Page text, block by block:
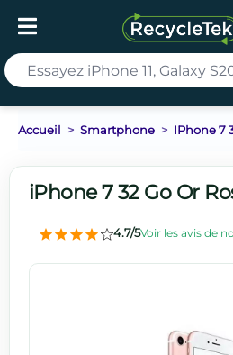
Accueil Smartphone IPhone 7
iPhone 7 32 Go Or
4.7/5Voir les avis de